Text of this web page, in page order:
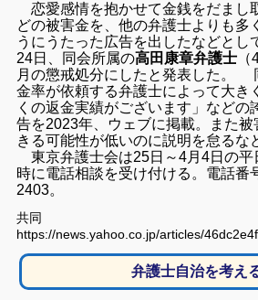
恋愛感情を抱かせて金銭をだまし
どの被害金を、他の弁護士よりも多
うにうたった広告を出したなどとし
24日、同会所属の高田康章弁護士
月の懲戒処分にしたと発表した。
金率が依頼する弁護士によって大き
くの返金実績がございます」などの
告を2023年、ウェブに掲載。また
きる可能性が低いのに説明を怠るな
東京弁護士会は25日～4月4日の平
時に電話相談を受け付ける。電話番
2403。
共同
https://news.yahoo.co.jp/articles/
弁護士自治を考え